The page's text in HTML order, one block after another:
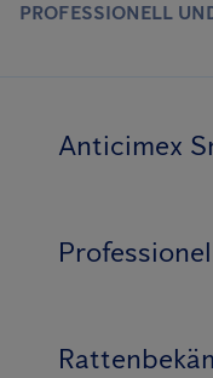
PROFESSIONELL
Anticimex